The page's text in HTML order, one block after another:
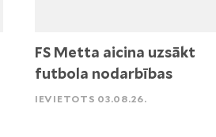
FS Metta aicina uzsākt
futbola nodarbības
IEVIETOTS 03.08.26.